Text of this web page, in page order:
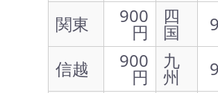
関東
900
円
四
国
信越
900
円
九
州